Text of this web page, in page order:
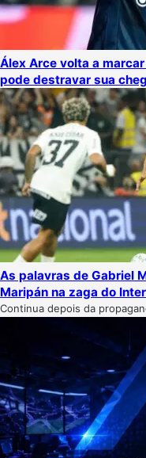
Álex Arce volta a
pode destravar sua
As palavras de Gabriel
Maripán na zaga do Inter
Continua depois da